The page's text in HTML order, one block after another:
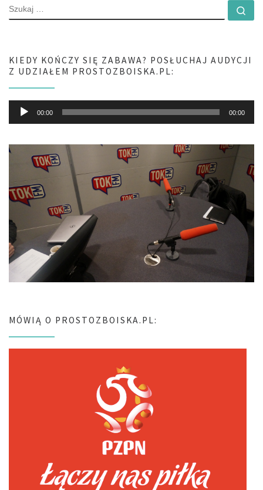
SZUKAJ
KIEDY KOŃCZY SIĘ ZABAWA? POSŁUCHAJ AUDYCJI
Z UDZIAŁEM PROSTOZBOISKA.PL:
Odtwarzacz
plików
00:00 00:00
MÓWIĄ O PROSTOZBOISKA.PL: